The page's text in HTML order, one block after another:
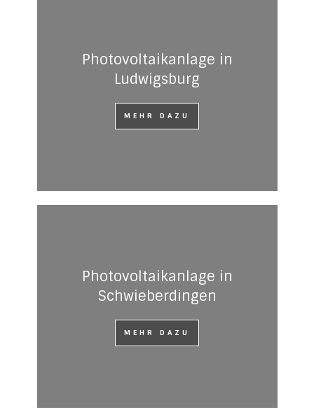
Photovoltaikanlage in
Ludwigsburg
MEHR DAZU
Photovoltaikanlage in
Schwieberdingen
MEHR DAZU